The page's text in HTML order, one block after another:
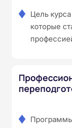
Цель
которые